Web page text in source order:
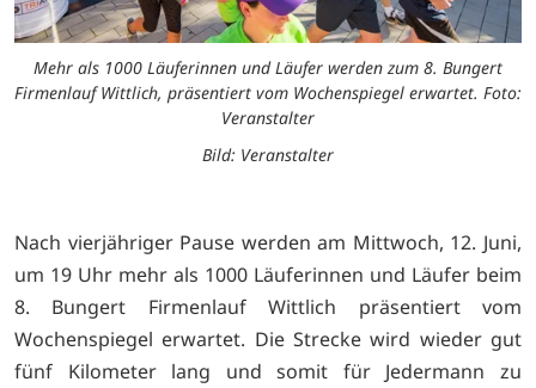
Mehr als 1000 Läuferinnen und Läufer werden zum 8. Bungert
Firmenlauf Wittlich, präsentiert vom Wochenspiegel erwartet. Foto:
Veranstalter
Bild: Veranstalter
Nach vierjähriger Pause werden am Mittwoch, 12. Juni,
um 19 Uhr mehr als 1000 Läuferinnen und Läufer beim
8. Bungert Firmenlauf Wittlich präsentiert vom
Wochenspiegel erwartet. Die Strecke wird wieder gut
fünf Kilometer lang und somit für Jedermann zu